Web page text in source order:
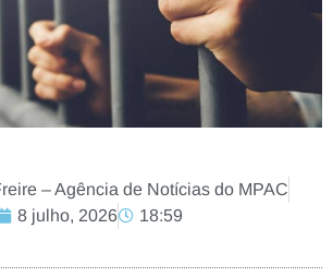
– Agência de Notícias do MPAC
8 julho, 2026
18:59